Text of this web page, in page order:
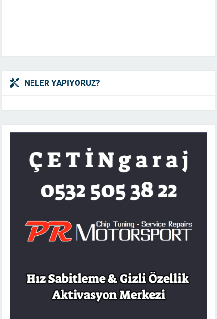
NELER YAPIYORUZ?